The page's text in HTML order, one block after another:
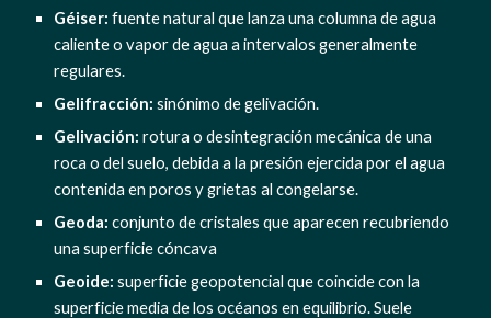
Géiser: fuente natural que lanza una columna de agua
caliente o vapor de agua a intervalos generalmente
regulares.
Gelifracción: sinónimo de gelivación.
Gelivación: rotura o desintegración mecánica de una
roca o del suelo, debida a la presión ejercida por el agua
contenida en poros y grietas al congelarse.
Geoda: conjunto de cristales que aparecen recubriendo
una superficie cóncava
Geoide: superficie geopotencial que coincide con la
superficie media de los océanos en equilibrio. Suele